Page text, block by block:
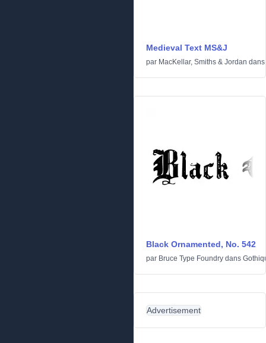
Medieval Text MS&J
par MacKellar, Smiths & Jordan dans
Black Ornamented, No. 542
par Bruce Type Foundry dans
Advertisement